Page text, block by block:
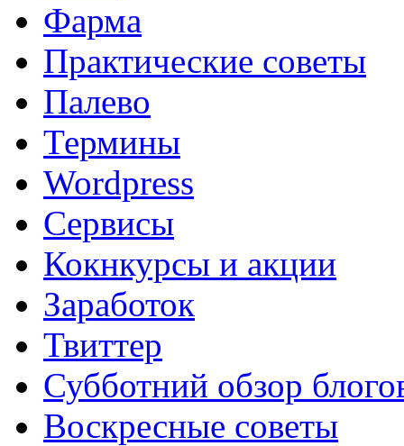
Фарма
Практические советы
Палево
Термины
Wordpress
Сервисы
Кокнкурсы и акции
Заработок
Твиттер
Субботний обзор
Воскресные советы